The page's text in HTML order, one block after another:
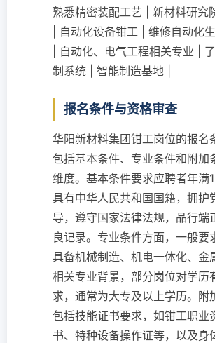
熟悉精密装配工艺 | 新材料研究
| 自动化设备钳工 | 维修自动化
| 自动化、电气工程相关专业 |
制系统 | 智能制造基地 |
报名条件与资格审查
华阳新材料集团钳工岗位的报名
包括基本条件、专业条件和附加
维度。基本条件要求应聘者年满
具有中华人民共和国国籍，拥护
导，遵守国家法律法规，品行端
良记录。专业条件方面，一般要
具备机械制造、机电一体化、金
相关专业背景，部分岗位对学历
求，通常为大专及以上学历。附
包括技能证书要求，如钳工职业
书、特种设备操作证等，以及身